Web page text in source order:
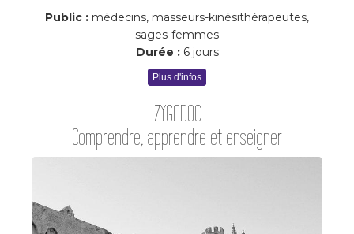
Public : médecins, masseurs-kinésithérapeutes,
sages-femmes
Durée :6 jours
Plus d'infos
ZYGADOC
Comprendre, apprendre et enseigner